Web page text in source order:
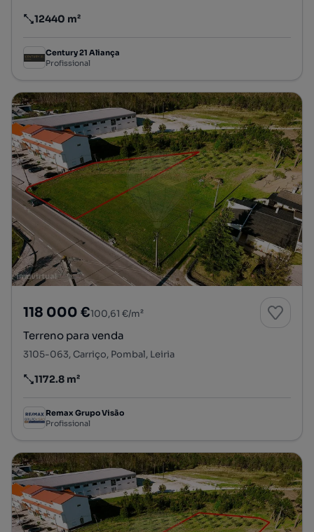
Preço por metro quadrado
12440 m²
Century 21 Aliança
Profissional
118 000 €100,61 €/m²
Terreno para venda
3105-063, Carriço, Pombal, Leiria
Preço por metro quadrado
1172.8 m²
Remax Grupo Visão
Profissional